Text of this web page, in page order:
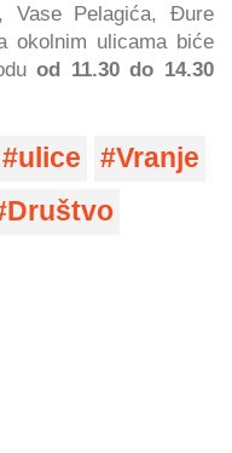
Vase Pelagića, Đure
okolnim ulicama biće
od 11.30 do 14.30
ulice
Vranje
Društvo